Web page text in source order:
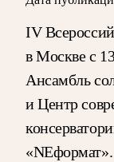
IV
в Москве с
Ансамбль
и Центр
«NЕформат».